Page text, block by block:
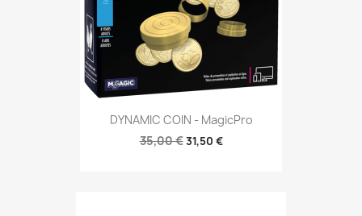
DYNAMIC COIN - MagicPro
35,00 €31,50 €